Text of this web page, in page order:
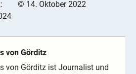
© 14. Oktober 2022
von Görditz
von Görditz ist Journalist und